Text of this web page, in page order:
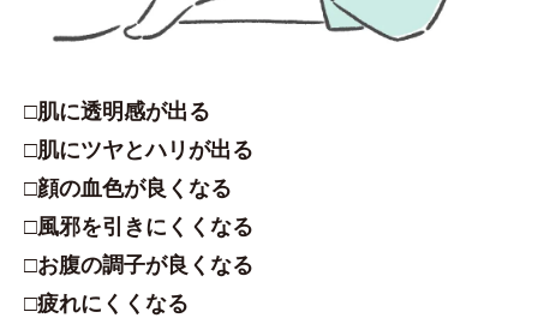
□肌に透明感が出る
□肌にツヤとハリが出る
□顔の血色が良くなる
□風邪を引きにくくなる
□お腹の調子が良くなる
□疲れにくくなる